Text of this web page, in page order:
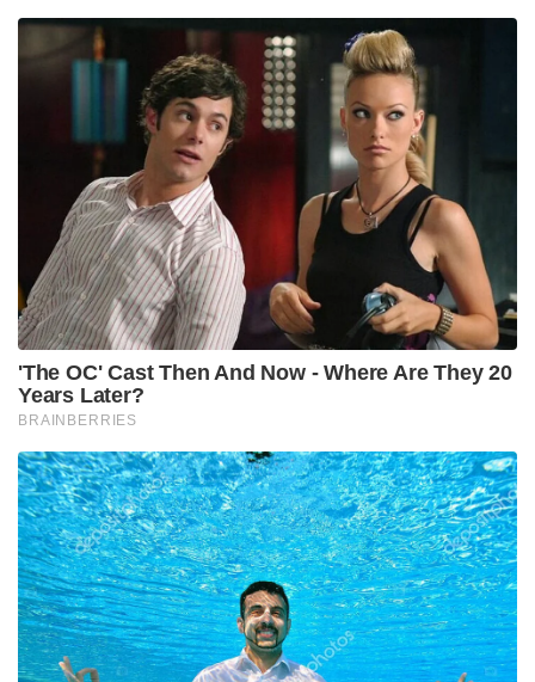
അദ്ദേഹം വ്യക്തമാക്കി. സമുദായ അംഗങ്ങളെയും
ഹിന്ദു ജനവിഭാഗങ്ങളെയും പിന്നോട്ട് അടിക്കാനുള്ള
നീക്കങ്ങൾക്കെതിരെ ശക്തമായ നിലപാടുമായി
മുന്നോട്ട് പോകുമെന്നും, അധമമായ മാധ്യമ
വിചാരണകൾക്ക് മുന്നിൽ മുട്ടുമടക്കില്ലെന്നും
വെള്ളാപ്പള്ളി നടേശൻ യോഗനാദത്തിൽ കുറിച്ചു.
വരും ദിവസങ്ങളിൽ വലിയ രാഷ്ട്രീയ ചർച്ചകൾക്കും
മുന്നണി മാറ്റ ചിന്തകൾക്കും വഴിവെക്കുന്നതാണ്
വെള്ളാപ്പള്ളിയുടെ പുതിയ എഡിറ്റോറിയൽ.
Tags: vellappalli nadesan